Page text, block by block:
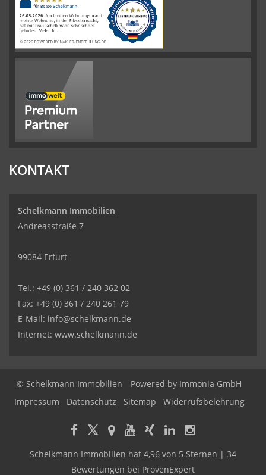
auf
werkenntdenBESTEN.de
KONTAKT
Schelkmann Immobilien
Andreasstraße 7
99084 Erfurt
Tel.: +49 (0) 361 / 240 362 02
Fax: +49 (0) 361 / 240 261 79
E-Mail: info@schelkmann.de
Internet: www.schelkmann.de
© Schelkmann Immobilien Powered by Immonia GmbH
Impressum
Datenschutz Sitemap Widerrufsbelehrung
Schelkmann Immobilien hat 4,96 von 5 Sternen | 34
Bewertungen bei ProvenExpert